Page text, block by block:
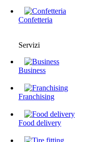
Confetteria
Servizi
Business
Franchising
Food delivery